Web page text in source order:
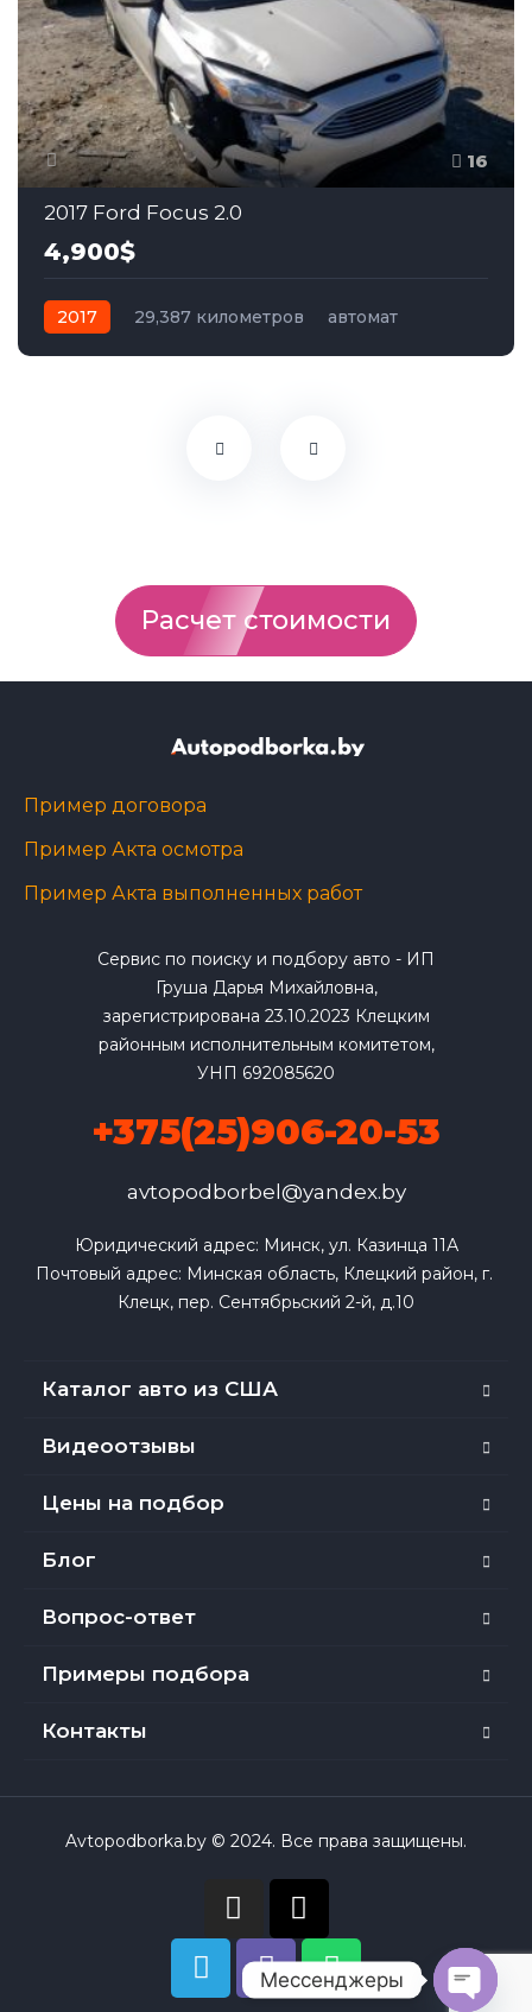
16
2017 Ford Focus 2.0
4,900$
2017 29,387 километров
автомат
Расчет стоимости
Пример договора
Пример Акта осмотра
Пример Акта выполненных работ
Сервис по поиску и подбору авто - ИП
Груша Дарья Михайловна,
зарегистрирована 23.10.2023 Клецким
районным исполнительным комитетом,
УНП 692085620
+375(25)906-20-53
avtopodborbel@yandex.by
Юридический адрес: Минск, ул. Казинца 11А
Почтовый адрес: Минская область, Клецкий район, г.
Клецк, пер. Сентябрьский 2-й, д.10
Каталог авто из США
Видеоотзывы
Цены на подбор
Блог
Вопрос-ответ
Примеры подбора
Контакты
Avtopodborka.by © 2024. Все права защищены.
Мессенджеры